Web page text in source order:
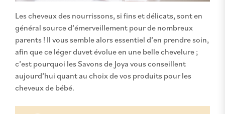
Les cheveux des nourrissons, si fins et délicats, sont en
général source d’émerveillement pour de nombreux
parents ! Il vous semble alors essentiel d’en prendre soin,
afin que ce léger duvet évolue en une belle chevelure ;
c’est pourquoi les Savons de Joya vous conseillent
aujourd’hui quant au choix de vos produits pour les
cheveux de bébé.